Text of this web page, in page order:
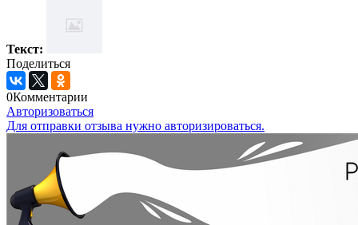
Текст:
Поделиться
0Комментарии
Авторизоваться
Для отправки отзыва нужно авторизироваться.